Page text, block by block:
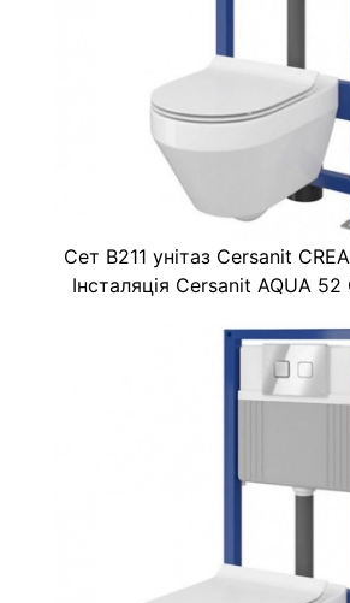
Сет B211 унітаз Cersanit
Інсталяція Cersanit AQUA